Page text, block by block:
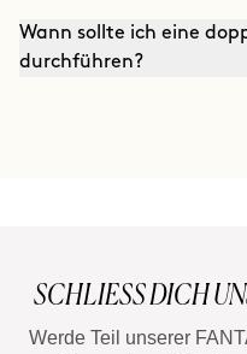
Wann sollte ich eine
durchführen?
SCHLIESS DICH
Werde Teil unserer